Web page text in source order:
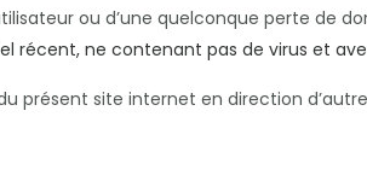
ou d’une quelconque perte de
récent, ne contenant pas de virus et
présent site internet en direction